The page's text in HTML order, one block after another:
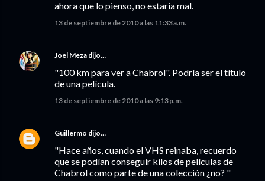
ahora que lo pienso, no estaria mal.
13 de septiembre de 2010 a las 11:33 a.m.
Joel Meza dijo…
"100 km para ver a Chabrol". Podría ser el título
de una película.
13 de septiembre de 2010 a las 9:13 p.m.
Guillermo dijo…
"Hace años, cuando el VHS reinaba, recuerdo
que se podían conseguir kilos de películas de
Chabrol como parte de una colección ¿no? "